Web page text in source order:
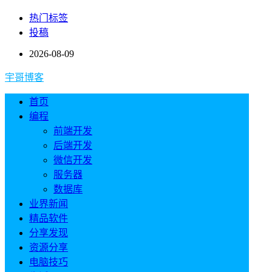
热门标签
投稿
2026-08-09
宇哥博客
首页
编程
前端开发
后端开发
微信开发
服务器
数据库
业界新闻
精品软件
分享发现
资源分享
电脑技巧